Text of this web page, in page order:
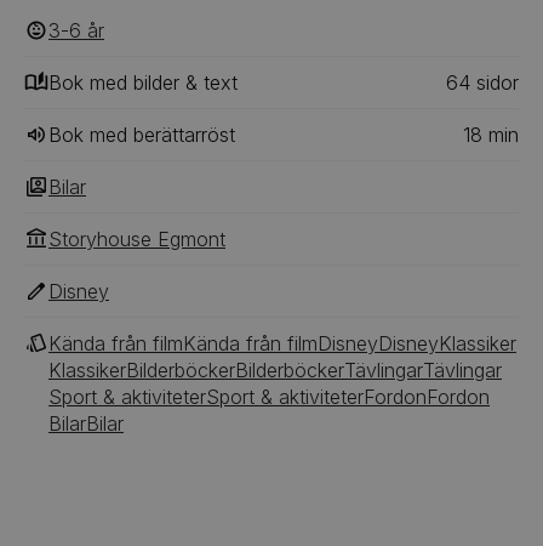
fortfarande hör hemma på racerbanan.
3-6 ‎‎ år
Bok med bilder & text 64 ‎‎ sidor
Bok med berättarröst 18 min
Bilar
Storyhouse Egmont
Disney
Kända från filmKända från filmDisneyDisneyKlassiker
KlassikerBilderböckerBilderböckerTävlingarTävlingar
Sport & aktiviteterSport & aktiviteterFordonFordon
BilarBilar